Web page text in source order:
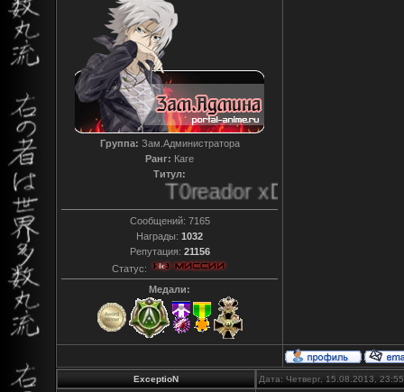
Группа: Зам.Администратора
Ранг: Каге
Титул:
T0reador xD
Сообщений: 7165
Награды: 1032
Репутация: 21156
Статус:
Медали:
ExceptioN Дата: Четверг, 15.08.2013,